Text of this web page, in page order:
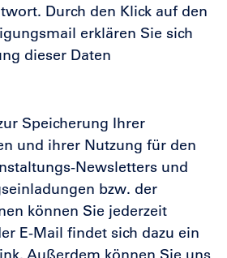
Durch den Klick auf den
erklären Sie sich
dieser Daten
Speicherung Ihrer
und ihrer Nutzung für den
Newsletters und
bzw. der
können Sie jederzeit
E-Mail findet sich dazu ein